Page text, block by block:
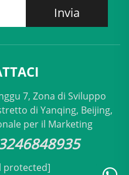
Invia
7, Zona di Sviluppo
di Yanqing, Beijing,
per il Marketing
protected]